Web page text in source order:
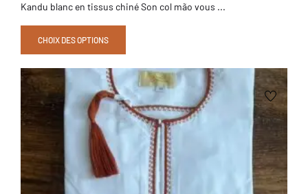
Kandu blanc en tissus chiné Son col mão vous ...
CHOIX DES OPTIONS